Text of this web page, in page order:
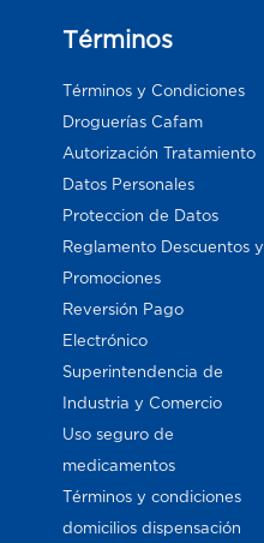
Términos
Términos y Condiciones
Droguerías Cafam
Autorización Tratamiento
Datos Personales
Proteccion de Datos
Reglamento Descuentos y
Promociones
Reversión Pago
Electrónico
Superintendencia de
Industria y Comercio
Uso seguro de
medicamentos
Términos y condiciones
domicilios dispensación